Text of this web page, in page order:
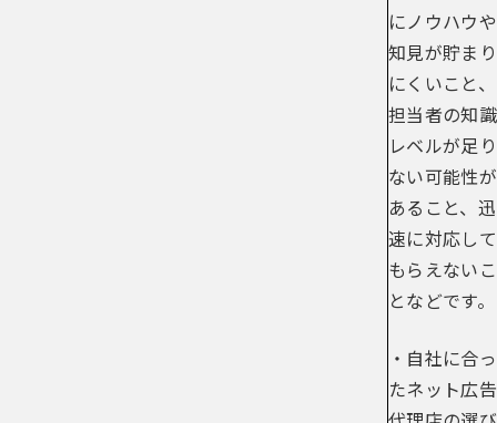
にノウハウや
知見が貯まり
にくいこと、
担当者の知識
レベルが足り
ない可能性が
あること、迅
速に対応して
もらえないこ
となどです。
・自社に合っ
たネット広告